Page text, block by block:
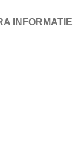
INFORMATIE